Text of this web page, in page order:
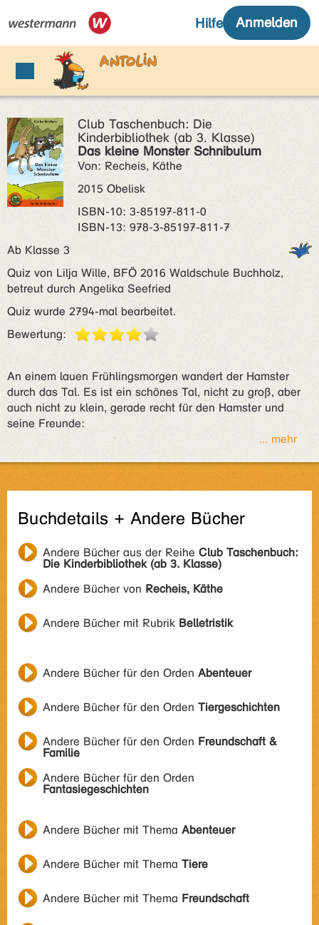
Club Taschenbuch: Die
Kinderbibliothek (ab 3. Klasse)
Das kleine Monster Schnibulum
Von: Recheis, Käthe
2015 Obelisk
ISBN‑10: 3-85197-811-0
ISBN‑13: 978-3-85197-811-7
Ab Klasse 3
Quiz von Lilja Wille, BFÖ 2016 Waldschule Buchholz,
betreut durch Angelika Seefried
Quiz wurde 2794-mal bearbeitet.
Bewertung:
An einem lauen Frühlingsmorgen wandert der Hamster
durch das Tal. Es ist ein schönes Tal, nicht zu groß, aber
auch nicht zu klein, gerade recht für den Hamster und
seine Freunde:
... mehr
Buchdetails + Andere Bücher
Andere Bücher aus der Reihe Club Taschenbuch:
Die Kinderbibliothek (ab 3. Klasse)
Andere Bücher von Recheis, Käthe
Andere Bücher mit Rubrik Belletristik
Andere Bücher für den Orden Abenteuer
Andere Bücher für den Orden Tiergeschichten
Andere Bücher für den Orden Freundschaft &
Familie
Andere Bücher für den Orden
Fantasiegeschichten
Andere Bücher mit Thema Abenteuer
Andere Bücher mit Thema Tiere
Andere Bücher mit Thema Freundschaft